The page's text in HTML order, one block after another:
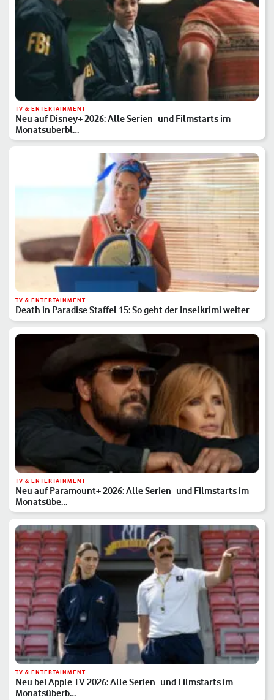
TV & ENTERTAINMENT
Neu auf Disney+ 2026: Alle Serien- und Filmstarts im
Monatsüberbl…
TV & ENTERTAINMENT
Death in Paradise Staffel 15: So geht der Inselkrimi weiter
TV & ENTERTAINMENT
Neu auf Paramount+ 2026: Alle Serien- und Filmstarts im
Monatsübe…
TV & ENTERTAINMENT
Neu bei Apple TV 2026: Alle Serien- und Filmstarts im
Monatsüberb…